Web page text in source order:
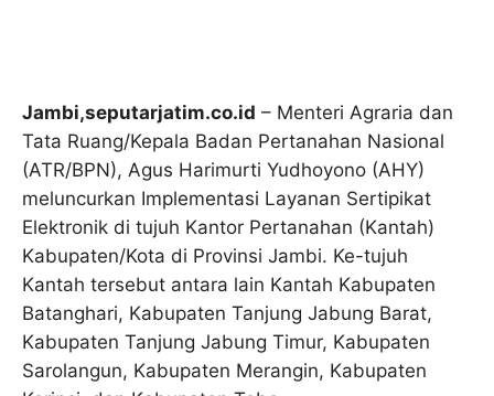
Jambi,seputarjatim.co.id – Menteri Agraria dan
Tata Ruang/Kepala Badan Pertanahan Nasional
(ATR/BPN), Agus Harimurti Yudhoyono (AHY)
meluncurkan Implementasi Layanan Sertipikat
Elektronik di tujuh Kantor Pertanahan (Kantah)
Kabupaten/Kota di Provinsi Jambi. Ke-tujuh
Kantah tersebut antara lain Kantah Kabupaten
Batanghari, Kabupaten Tanjung Jabung Barat,
Kabupaten Tanjung Jabung Timur, Kabupaten
Sarolangun, Kabupaten Merangin, Kabupaten